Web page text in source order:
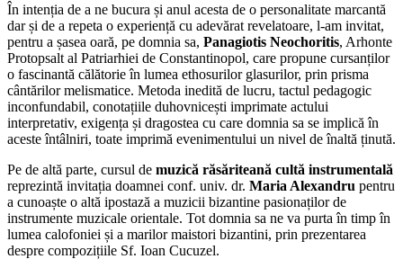
În intenția de a ne bucura și anul acesta de o personalitate marcantă
dar și de a repeta o experiență cu adevărat revelatoare, l-am invitat,
pentru a șasea oară, pe domnia sa, Panagiotis Neochoritis, Arhonte
Protopsalt al Patriarhiei de Constantinopol, care propune cursanților
o fascinantă călătorie în lumea ethosurilor glasurilor, prin prisma
cântărilor melismatice. Metoda inedită de lucru, tactul pedagogic
inconfundabil, conotațiile duhovnicești imprimate actului
interpretativ, exigența și dragostea cu care domnia sa se implică în
aceste întâlniri, toate imprimă evenimentului un nivel de înaltă ținută.
Pe de altă parte, cursul de muzică răsăriteană cultă instrumentală
reprezintă invitația doamnei conf. univ. dr. Maria Alexandru pentru
a cunoaște o altă ipostază a muzicii bizantine pasionaților de
instrumente muzicale orientale. Tot domnia sa ne va purta în timp în
lumea calofoniei și a marilor maistori bizantini, prin prezentarea
despre compozițiile Sf. Ioan Cucuzel.